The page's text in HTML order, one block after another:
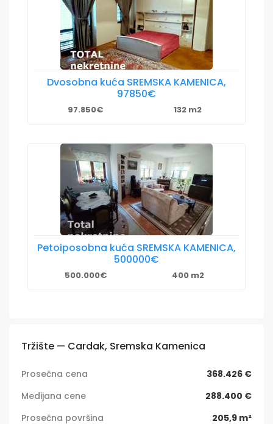
Dvosobna kuća SREMSKA KAMENICA,
97850€
97.850€ 132 m2
Petoiposobna kuća SREMSKA KAMENICA,
500000€
500.000€ 400 m2
Tržište — Cardak, Sremska Kamenica
Prosečna cena
368.426 €
Medijana cene
288.400 €
Prosečna površina
205,9 m²